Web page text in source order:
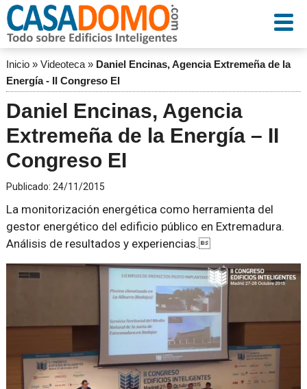
Inicio» Videoteca» Daniel Encinas, Agencia Extremeña de la
Energía - II Congreso EI
Daniel Encinas, Agencia
Extremeña de la Energía – II
Congreso EI
Publicado: 24/11/2015
La monitorización energética como herramienta del
gestor energético del edificio público en Extremadura.
Análisis de resultados y experiencias.